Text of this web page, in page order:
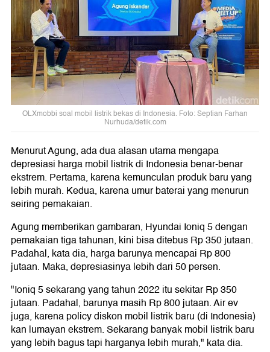
OLXmobbi soal mobil listrik bekas di Indonesia. Foto: Septian Farhan
Nurhuda/detik.com
Menurut Agung, ada dua alasan utama mengapa
depresiasi harga mobil listrik di Indonesia benar-benar
ekstrem. Pertama, karena kemunculan produk baru yang
lebih murah. Kedua, karena umur baterai yang menurun
seiring pemakaian.
Agung memberikan gambaran, Hyundai Ioniq 5 dengan
pemakaian tiga tahunan, kini bisa ditebus Rp 350 jutaan.
Padahal, kata dia, harga barunya mencapai Rp 800
jutaan. Maka, depresiasinya lebih dari 50 persen.
"Ioniq 5 sekarang yang tahun 2022 itu sekitar Rp 350
jutaan. Padahal, barunya masih Rp 800 jutaan. Air ev
juga, karena policy diskon mobil listrik baru (di Indonesia)
kan lumayan ekstrem. Sekarang banyak mobil listrik baru
yang lebih bagus tapi harganya lebih murah," kata dia.